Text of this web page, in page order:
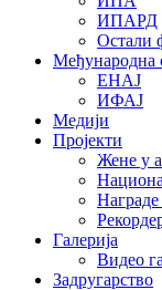
ИПАРД
Остали
Међународна
ЕНАЈ
ИФАЈ
Медији
Пројекти
Жене у
Галерија
Видео
Задругарство